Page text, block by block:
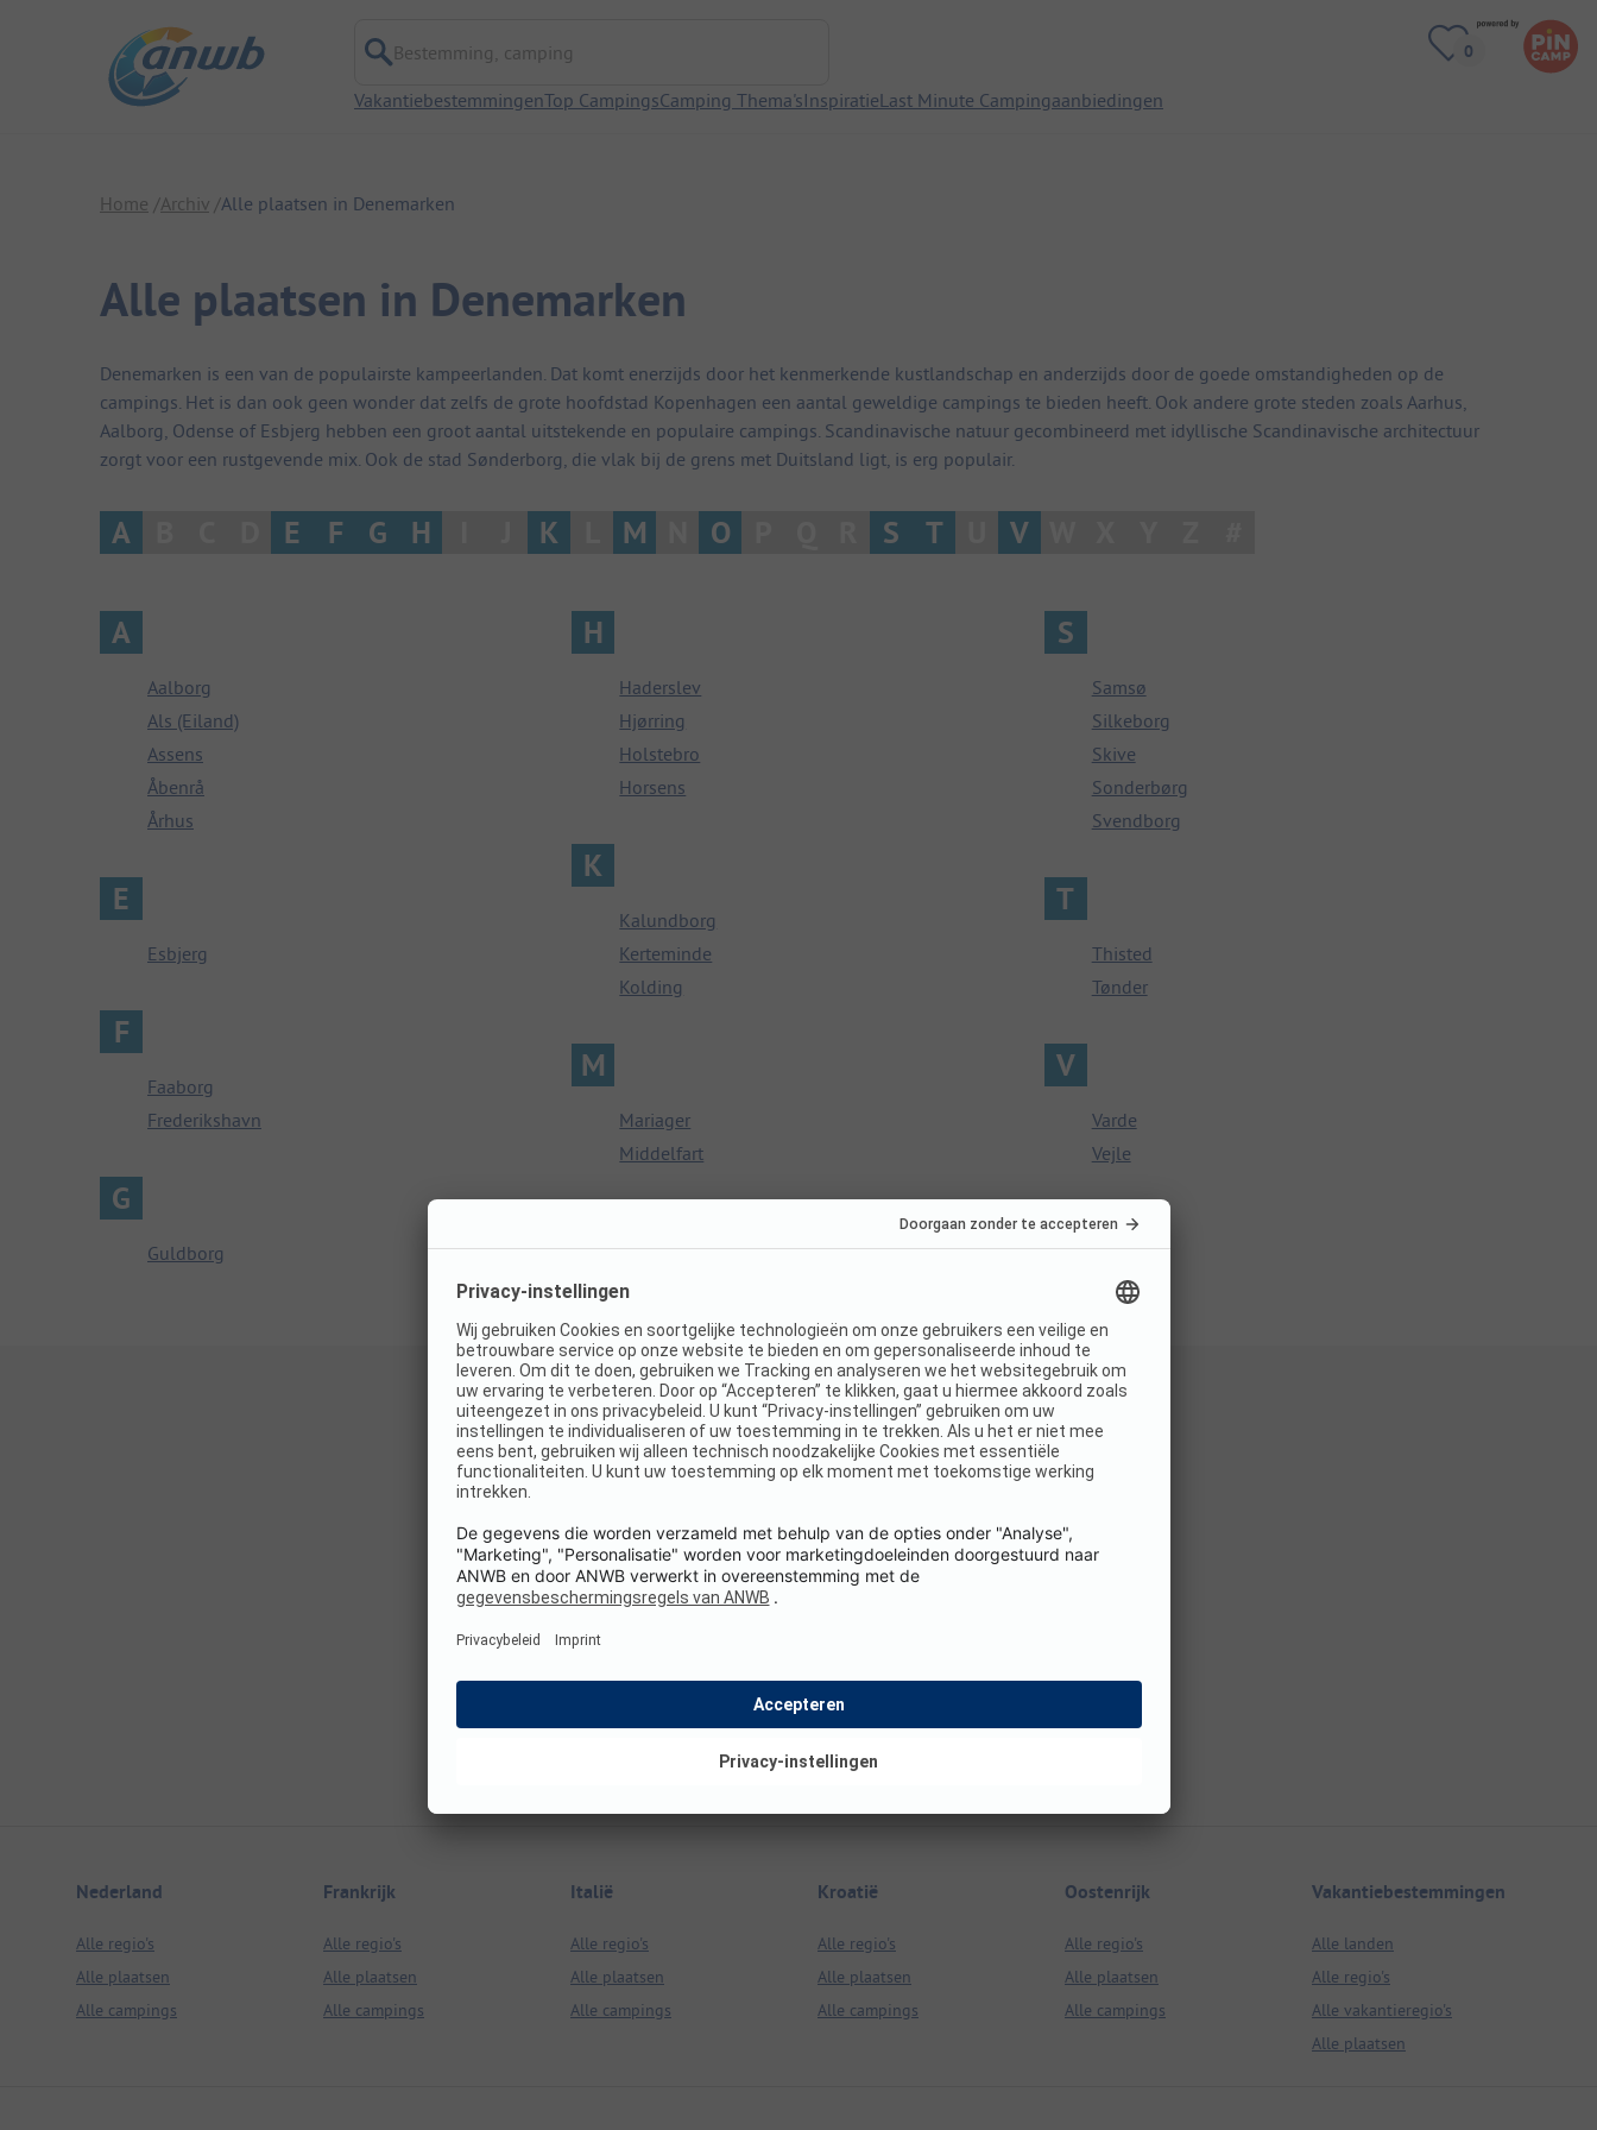
Bestemming, camping
VakantiebestemmingenTop CampingsCamping Thema'sInspiratieLast Minute Campingaanbiedingen
Home Archiv Alle plaatsen in Denemarken
Alle plaatsen in Denemarken
Denemarken is een van de populairste kampeerlanden. Dat komt enerzijds door het kenmerkende kustlandschap en anderzijds door de goede omstandigheden op de
campings. Het is dan ook geen wonder dat zelfs de grote hoofdstad Kopenhagen een aantal geweldige campings te bieden heeft. Ook andere grote steden zoals Aarhus,
Aalborg, Odense of Esbjerg hebben een groot aantal uitstekende en populaire campings. Scandinavische natuur gecombineerd met idyllische Scandinavische architectuur
zorgt voor een rustgevende mix. Ook de stad Sønderborg, die vlak bij de grens met Duitsland ligt, is erg populair.
A E F G H K M O S T V
A
Aalborg
Als (Eiland)
Assens
Åbenrå
Århus
E
Esbjerg
F
Faaborg
Frederikshavn
G
Guldborg
H
Haderslev
Hjørring
Holstebro
Horsens
K
Kalundborg
Kerteminde
Kolding
M
Mariager
Middelfart
Odense
S
Samsø
Silkeborg
Skive
Sonderbørg
Svendborg
T
Thisted
Tønder
V
Varde
Vejle
Nederland
Alle regio's
Alle plaatsen
Alle campings
Frankrijk
Alle regio's
Alle plaatsen
Alle campings
Italië
Alle regio's
Alle plaatsen
Alle campings
Kroatië
Alle regio's
Alle plaatsen
Alle campings
Oostenrijk
Alle regio's
Alle plaatsen
Alle campings
Vakantiebestemmingen
Alle landen
Alle regio's
Alle vakantieregio's
Alle plaatsen